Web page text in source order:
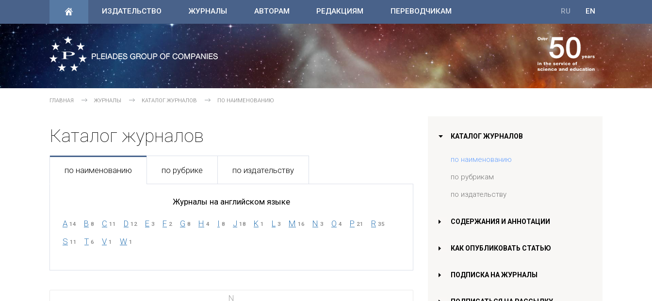
ИЗДАТЕЛЬСТВО ЖУРНАЛЫ АВТОРАМ РЕДАКЦИЯМ ПЕРЕВОДЧИКАМ EN
RU
ГЛАВНАЯ ЖУРНАЛЫ КАТАЛОГ ЖУРНАЛОВ ПО НАИМЕНОВАНИЮ
Каталог журналов
по наименованию по рубрике по издательству
Журналы на английском языке
A 14 B 8 C 11 D 12 E 3 F 2 G 8 H 4 I 8 J 18 K 1 L 3 M 16 N 3 O 4 P 21 R 35
S 11 T 6 V 1 W 1
N
КАТАЛОГ ЖУРНАЛОВ
по наименованию
по рубрикам
по издательству
СОДЕРЖАНИЯ И АННОТАЦИИ
КАК ОПУБЛИКОВАТЬ СТАТЬЮ
ПОДПИСКА НА ЖУРНАЛЫ